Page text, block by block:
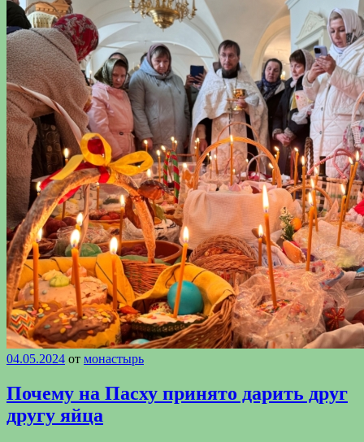
04.05.2024 от монастырь
Почему на Пасху принято дарить друг
другу яйца